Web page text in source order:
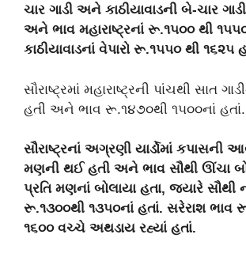
ચાર ગાડી અને કાઠીયાવાડની બે-ચાર
અને ભાવ મહારાષ્ટ્રનાં રૂ.૧૫૦૦ થી
કાઠીયાવાડનાં વેપારો રૂ.૧૫૫૦ થી ૧૬૨૫
સૌરાષ્ટ્રમાં મહારાષ્ટ્રની પાંચથી સાત
હતી અને ભાવ રૂ.૧૪૭૦થી ૧૫૦૦નાં હતાં.
સૌરાષ્ટ્રનાં અગ્રણી યાર્ડોમાં કપાસની
મણની થઈ હતી અને ભાવ સૌથી ઊંચા
પ્રતિ મણનાં બોલાયા હતા, જ્યારે સૌથી
રૂ.૧૩૦૦થી ૧૩૫૦નાં હતાં. સરેરાશ ભાવ
૧૬૦૦ વચ્ચે અથડાય રહ્યાં હતાં.